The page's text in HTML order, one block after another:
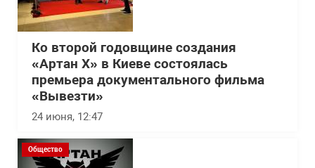
Ко второй годовщине создания
«Артан Х» в Киеве состоялась
премьера документального фильма
«Вывезти»
24 июня, 12:47
Общество